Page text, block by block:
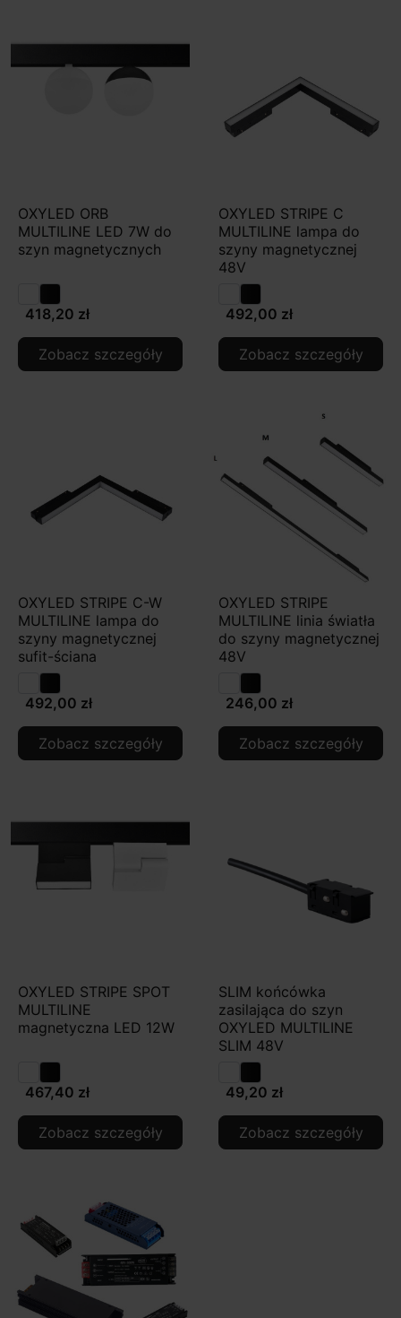
OXYLED ORB
MULTILINE LED 7W do
szyn magnetycznych
418,20 zł
Zobacz szczegóły
OXYLED STRIPE C
MULTILINE lampa do
szyny magnetycznej
48V
492,00 zł
Zobacz szczegóły
OXYLED STRIPE C-W
MULTILINE lampa do
szyny magnetycznej
sufit-ściana
492,00 zł
Zobacz szczegóły
OXYLED STRIPE
MULTILINE linia światła
do szyny magnetycznej
48V
246,00 zł
Zobacz szczegóły
OXYLED STRIPE SPOT
MULTILINE
magnetyczna LED 12W
467,40 zł
Zobacz szczegóły
SLIM końcówka
zasilająca do szyn
OXYLED MULTILINE
SLIM 48V
49,20 zł
Zobacz szczegóły